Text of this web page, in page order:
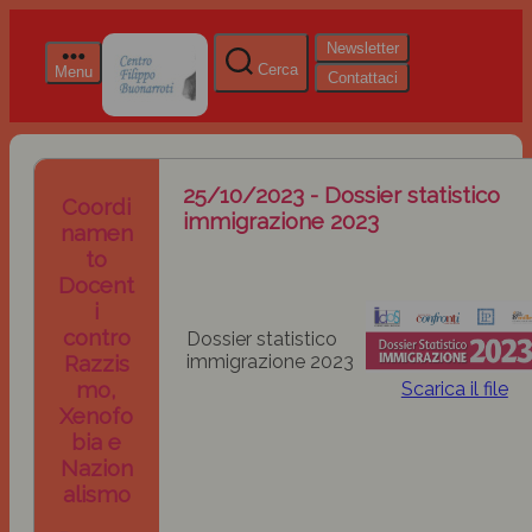
Menu Cerca
Newsletter
Contattaci
Coordi
namen
to
Docent
i
contro
Razzis
mo,
Xenofo
bia e
Nazion
alismo
25/10/2023 - Dossier statistico
immigrazione 2023
Dossier statistico
immigrazione 2023
Scarica il file